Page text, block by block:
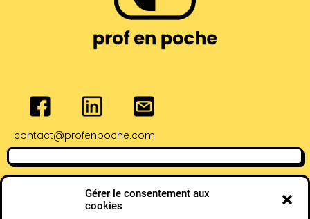
Gérer le consentement aux
cookies
contact@profenpoche.com
Adresse de Bayonne
28 Rue Lormand,
Adresse de Pau :
4 Rue Serviez,